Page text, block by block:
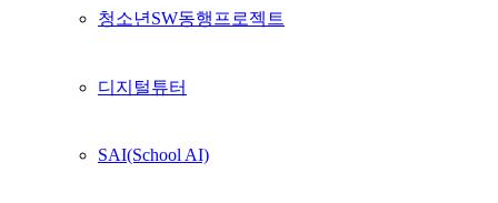
청소년SW동행프로젝트
디지털튜터
SAI(School AI)